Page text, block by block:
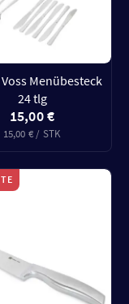
Menübesteck
24 tlg
15,00 €
15,00 € / STK